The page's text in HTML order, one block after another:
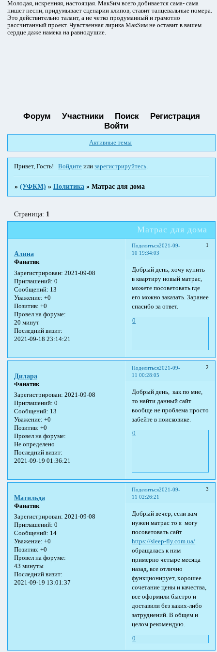
Молодая, искренняя, настоящая. МакSим всего добивается сама- сама
пишет песни, придумывает сценарии клипов, ставит танцевальные номера.
Это действительно талант, а не четко продуманный и грамотно
рассчитанный проект. Чувственная лирика МакSим не оставит в вашем
сердце даже намека на равнодушие.
Форум Участники Поиск
Регистрация
Войти
Активные темы
Привет, Гость! Войдите илизарегистрируйтесь
»(УФКМ) »Политика »Матрас для дома
Матрас для дома
Страница: 1
Поделиться 1
2021-09-
10 19:34:03
Алина
Фанатик
Зарегистрирован: 2021-09-08
Приглашений: 0
Сообщений: 13
Уважение: +0
Позитив: +0
Провел на форуме:
20 минут
Последний визит:
2021-09-18 23:14:21
Добрый день, хочу купить
в квартиру новый матрас,
можете посоветовать где
его можно заказать. Заранее
спасибо за ответ.
0
Поделиться 2
2021-09-
11 00:28:05
Дилара
Фанатик
Зарегистрирован: 2021-09-08
Приглашений: 0
Сообщений: 13
Уважение: +0
Позитив: +0
Провел на форуме:
Не определено
Последний визит:
2021-09-19 01:36:21
Добрый день, как по мне,
то найти данный сайт
вообще не проблема просто
забейте в поисковике.
0
Поделиться 3
2021-09-
11 02:26:21
Матильда
Фанатик
Зарегистрирован: 2021-09-08
Приглашений: 0
Сообщений: 14
Уважение: +0
Позитив: +0
Провел на форуме:
43 минуты
Последний визит:
2021-09-19 13:01:37
Добрый вечер, если вам
нужен матрас то я могу
посоветовать сайт
https://sleep-fly.com.ua/
обращалась к ним
примерно четыре месяца
назад, все отлично
функционирует, хорошее
сочетание цены и качества,
все оформили быстро и
доставили без каких-либо
затруднений. В общем и
целом рекомендую.
0